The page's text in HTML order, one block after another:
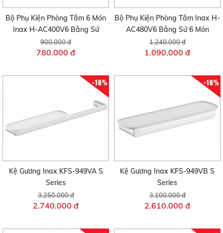
Bộ Phụ Kiện Phòng Tắm 6 Món
Inax H-AC400V6 Bằng Sứ
900.000 đ
780.000 đ
Bộ Phụ Kiện Phòng Tắm Inax H-
AC480V6 Bằng Sứ 6 Món
1.240.000 đ
1.090.000 đ
-16%
Kệ Gương Inax KFS-949VA S
Series
3.250.000 đ
2.740.000 đ
-16%
Kệ Gương Inax KFS-949VB S
Series
3.100.000 đ
2.610.000 đ